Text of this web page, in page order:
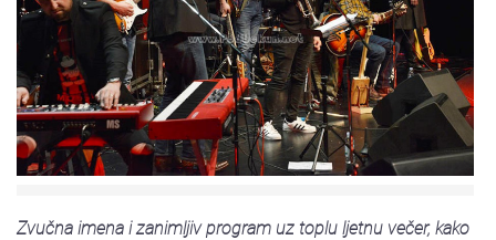
Zvučna imena i zanimljiv program uz toplu ljetnu večer, kako